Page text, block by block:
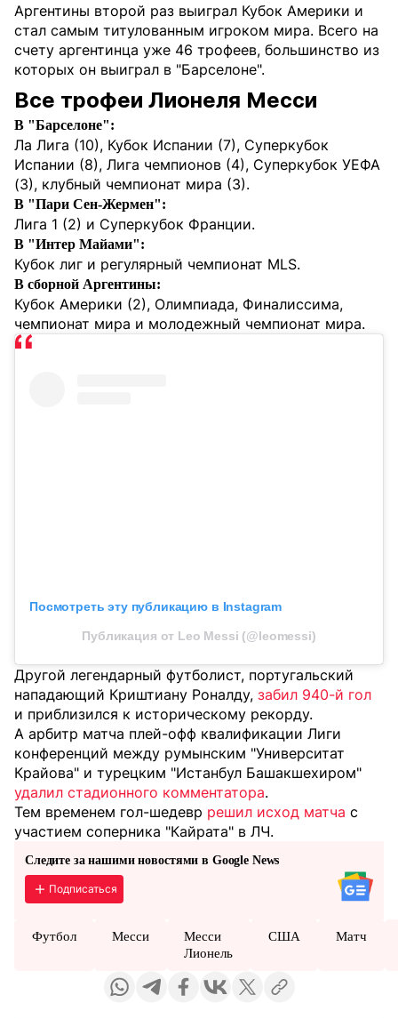
Аргентины второй раз выиграл Кубок Америки и
стал самым титулованным игроком мира. Всего на
счету аргентинца уже 46 трофеев, большинство из
которых он выиграл в "Барселоне".
Все трофеи Лионеля Месси
В "Барселоне":
Ла Лига (10), Кубок Испании (7), Суперкубок
Испании (8), Лига чемпионов (4), Суперкубок УЕФА
(3), клубный чемпионат мира (3).
В "Пари Сен-Жермен":
Лига 1 (2) и Суперкубок Франции.
В "Интер Майами":
Кубок лиг и регулярный чемпионат MLS.
В сборной Аргентины:
Кубок Америки (2), Олимпиада, Финалиссима,
чемпионат мира и молодежный чемпионат мира.
Посмотреть эту публикацию в Instagram
Публикация от Leo Messi (@leomessi)
Другой легендарный футболист, португальский
нападающий Криштиану Роналду, забил 940-й гол
и приблизился к историческому рекорду.
А арбитр матча плей-офф квалификации Лиги
конференций между румынским "Университат
Крайова" и турецким "Истанбул Башакшехиром"
удалил стадионного комментатора.
Тем временем гол-шедевр решил исход матча с
участием соперника "Кайрата" в ЛЧ.
Следите за нашими новостями в Google News
Подписаться
Футбол Месси
Месси
Лионель
США Матч